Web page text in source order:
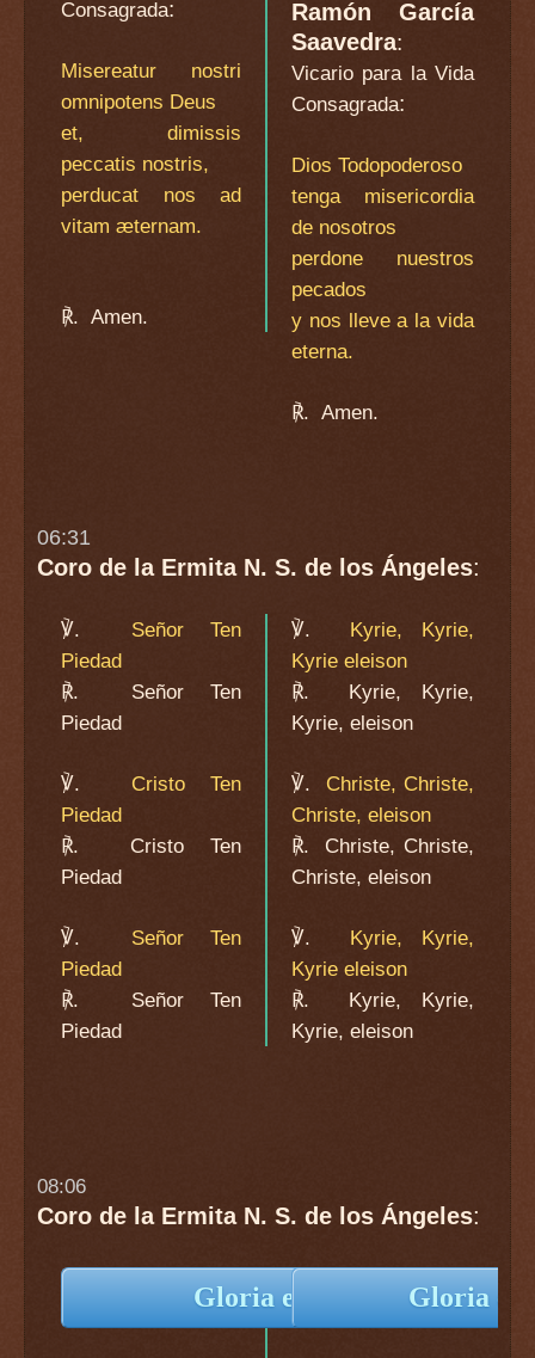
Consagrada:
Misereatur nostri
omnipotens Deus
et, dimissis
peccatis nostris,
perducat nos ad
vitam æternam.
℟. Amen.
Ramón García
Saavedra:
Vicario para la Vida
Consagrada:
Dios Todopoderoso
tenga misericordia
de nosotros
perdone nuestros
pecados
y nos lleve a la vida
eterna.
℟. Amen.
06:31
Coro de la Ermita N. S. de los Ángeles:
℣.
Señor Ten
Piedad
℟.
Señor Ten
Piedad
℣.
Cristo Ten
Piedad
℟.
Cristo Ten
Piedad
℣.
Señor Ten
Piedad
℟.
Señor Ten
Piedad
℣.
Kyrie, Kyrie,
Kyrie eleison
℟.
Kyrie, Kyrie,
Kyrie, eleison
℣.
Christe, Christe,
Christe, eleison
℟.
Christe, Christe,
Christe, eleison
℣.
Kyrie, Kyrie,
Kyrie eleison
℟.
Kyrie, Kyrie,
Kyrie, eleison
08:06
Coro de la Ermita N. S. de los Ángeles:
Gloria en Latín Gloria en